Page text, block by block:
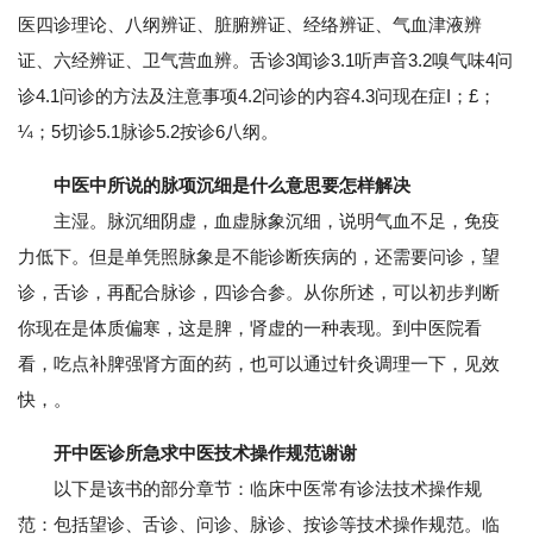
医四诊理论、八纲辨证、脏腑辨证、经络辨证、气血津液辨
证、六经辨证、卫气营血辨。舌诊3闻诊3.1听声音3.2嗅气味4问
诊4.1问诊的方法及注意事项4.2问诊的内容4.3问现在症I；£；
¼；5切诊5.1脉诊5.2按诊6八纲。
中医中所说的脉项沉细是什么意思要怎样解决
主湿。脉沉细阴虚，血虚脉象沉细，说明气血不足，免疫
力低下。但是单凭照脉象是不能诊断疾病的，还需要问诊，望
诊，舌诊，再配合脉诊，四诊合参。从你所述，可以初步判断
你现在是体质偏寒，这是脾，肾虚的一种表现。到中医院看
看，吃点补脾强肾方面的药，也可以通过针灸调理一下，见效
快，。
开中医诊所急求中医技术操作规范谢谢
以下是该书的部分章节：临床中医常有诊法技术操作规
范：包括望诊、舌诊、问诊、脉诊、按诊等技术操作规范。临